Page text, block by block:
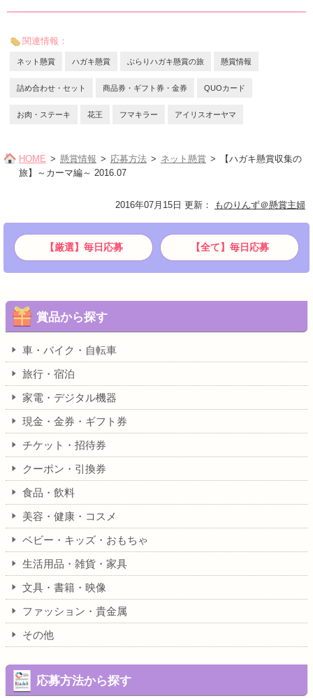
関連情報：
ネット懸賞 ハガキ懸賞 ぶらりハガキ懸賞の旅 懸賞情報
詰め合わせ・セット 商品券・ギフト券・金券 QUOカード
お肉・ステーキ 花王 フマキラー アイリスオーヤマ
HOME 懸賞情報 応募方法 ネット懸賞
【ハガキ懸賞収集の
旅】～カーマ編～ 2016.07
2016年07月15日 更新 ： ものりんず＠懸賞主婦
【厳選】毎日応募 【全て】毎日応募
賞品から探す
車・バイク・自転車
旅行・宿泊
家電・デジタル機器
現金・金券・ギフト券
チケット・招待券
クーポン・引換券
食品・飲料
美容・健康・コスメ
ベビー・キッズ・おもちゃ
生活用品・雑貨・家具
文具・書籍・映像
ファッション・貴金属
その他
応募方法から探す